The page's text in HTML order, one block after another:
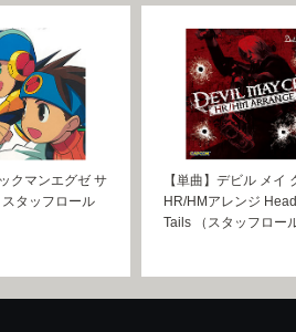
クマンエグゼ サ
タッフロール
【単曲】デビル メイ
HR/HMアレンジ
Tails （スタッフロール